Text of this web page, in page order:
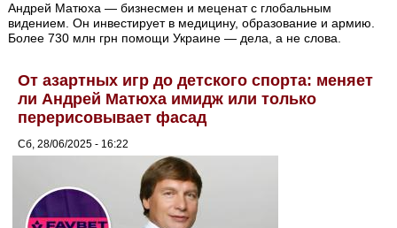
Андрей Матюха — бизнесмен и меценат с глобальным
видением. Он инвестирует в медицину, образование и армию.
Более 730 млн грн помощи Украине — дела, а не слова.
От азартных игр до детского спорта: меняет
ли Андрей Матюха имидж или только
перерисовывает фасад
Сб, 28/06/2025 - 16:22